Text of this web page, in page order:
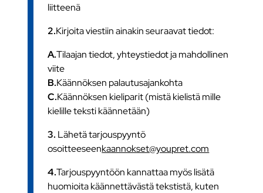
liitteenä
2.Kirjoita viestiin ainakin seuraavat tiedot:
A.Tilaajan tiedot, yhteystiedot ja mahdollinen
viite
B.Käännöksen palautusajankohta
C.Käännöksen kieliparit (mistä kielistä mille
kielille teksti käännetään)
3. Lähetä tarjouspyyntö
osoitteeseenkaannokset@youpret.com
4.Tarjouspyyntöön kannattaa myös lisätä
huomioita käännettävästä tekstistä, kuten